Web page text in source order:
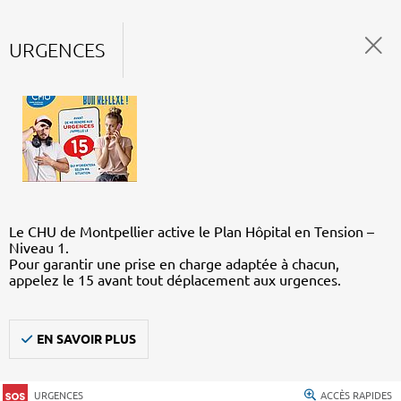
URGENCES
Le CHU de Montpellier active le Plan Hôpital en Tension –
Niveau 1.
Pour garantir une prise en charge adaptée à chacun,
appelez le 15 avant tout déplacement aux urgences.
EN SAVOIR PLUS
URGENCES ACCÈS RAPIDES